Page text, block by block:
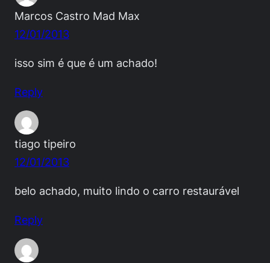
Marcos Castro Mad Max
12/01/2013
isso sim é que é um achado!
Reply
tiago tipeiro
12/01/2013
belo achado, muito lindo o carro restaurável
Reply